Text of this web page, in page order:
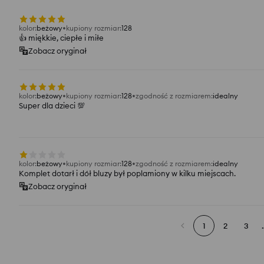
kolor:beżowy kupiony rozmiar:128
👍️ miękkie, ciepłe i miłe
Zobacz oryginał
kolor:beżowy kupiony rozmiar:128 zgodność z rozmiarem:idealny
Super dla dzieci 💯
kolor:beżowy kupiony rozmiar:128 zgodność z rozmiarem:idealny
Komplet dotarł i dół bluzy był poplamiony w kilku miejscach.
Zobacz oryginał
1 2 3